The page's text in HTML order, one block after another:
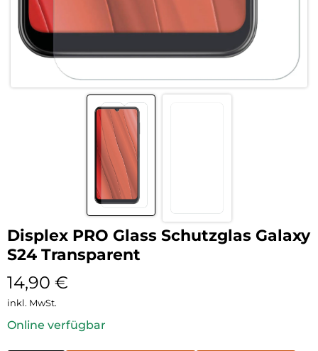
Displex PRO Glass Schutzglas Galaxy
S24 Transparent
14,90 €
inkl. MwSt.
Online verfügbar